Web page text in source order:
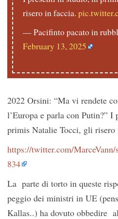
risero in faccia.
— Pacifinto pacato in
February 13, 2025
2022 Orsini: “Ma vi rendete
l’Europa e parla con Putin?”
primis Natalie Tocci, gli risero
https://twitter.com/
834
La parte di torto in queste
peggio dei ministri in UE
Kallas..) ha dovuto obbedire